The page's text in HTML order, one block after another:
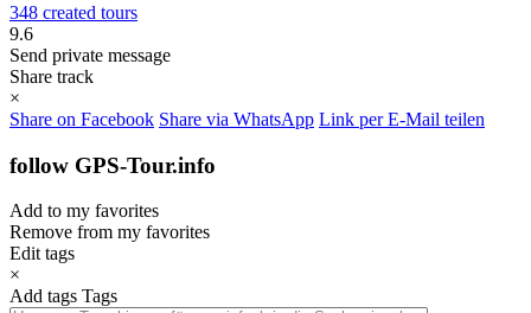
348 created tours
9.6
Send private message
Share track
×
Share on Facebook Share via WhatsApp Link per E-Mail teilen
follow GPS-Tour.info
Add to my favorites
Remove from my favorites
Edit tags
×
Add tags Tags